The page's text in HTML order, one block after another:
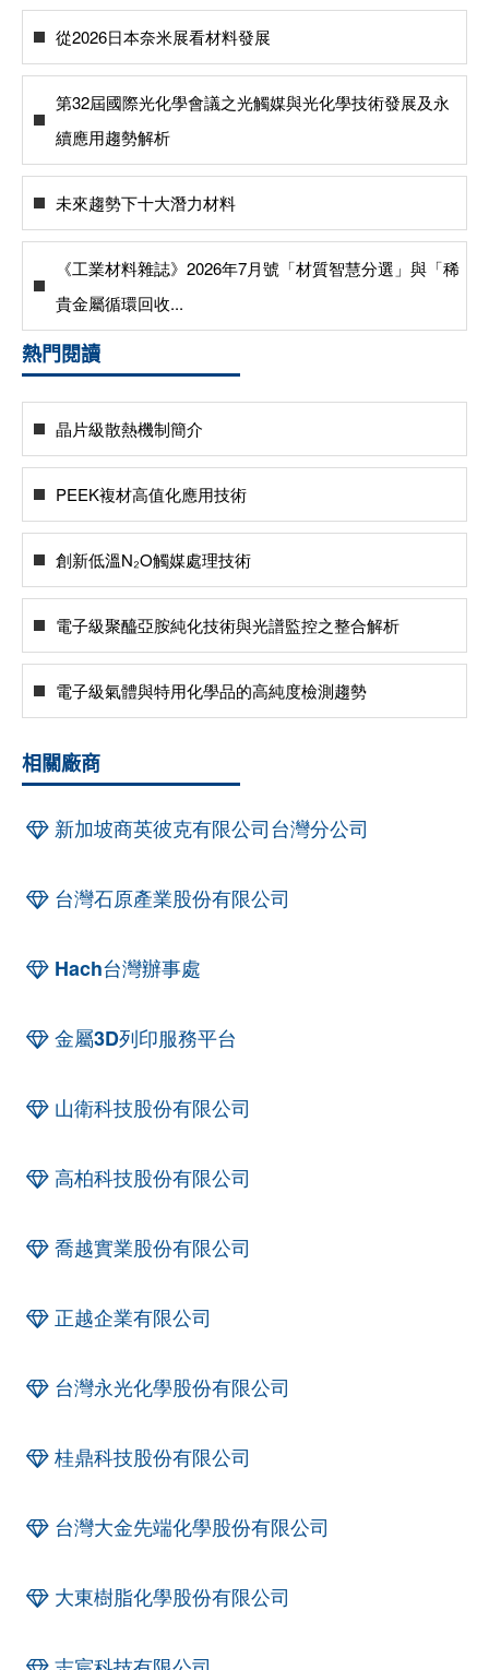
從2026日本奈米展看材料發展
第32屆國際光化學會議之光觸媒與光化學技術發展及永
續應用趨勢解析
未來趨勢下十大潛力材料
《工業材料雜誌》2026年7月號「材質智慧分選」與「稀
貴金屬循環回收...
熱門閱讀
晶片級散熱機制簡介
PEEK複材高值化應用技術
創新低溫N₂O觸媒處理技術
電子級聚醯亞胺純化技術與光譜監控之整合解析
電子級氣體與特用化學品的高純度檢測趨勢
相關廠商
新加坡商英彼克有限公司台灣分公司
台灣石原產業股份有限公司
Hach台灣辦事處
金屬3D列印服務平台
山衛科技股份有限公司
高柏科技股份有限公司
喬越實業股份有限公司
正越企業有限公司
台灣永光化學股份有限公司
桂鼎科技股份有限公司
台灣大金先端化學股份有限公司
大東樹脂化學股份有限公司